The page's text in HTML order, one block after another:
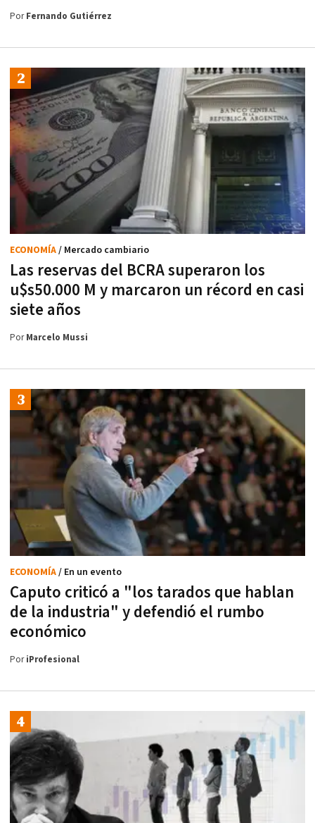
PorFernando Gutiérrez
Las reservas del BCRA superaron los
u$s50.000 M y marcaron un récord en casi
siete años
ECONOMÍA/ Mercado cambiario
PorMarcelo Mussi
Caputo criticó a "los tarados que hablan
de la industria" y defendió el rumbo
económico
ECONOMÍA/ En un evento
PoriProfesional